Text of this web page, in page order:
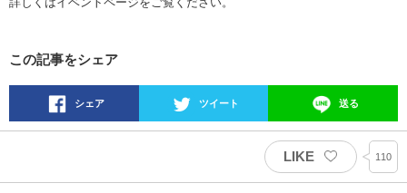
この記事をシェア
シェア ツイート 送る
LIKE 110